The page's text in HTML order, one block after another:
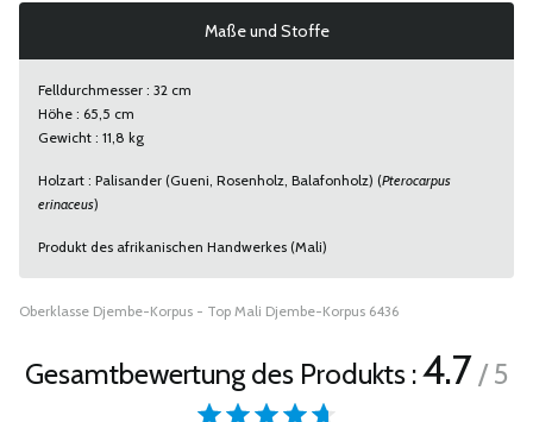
Maße und Stoffe
Felldurchmesser : 32 cm
Höhe : 65,5 cm
Gewicht : 11,8 kg
Holzart : Palisander (Gueni, Rosenholz, Balafonholz) (Pterocarpus
erinaceus)
Produkt des afrikanischen Handwerkes (Mali)
Oberklasse Djembe-Korpus - Top Mali Djembe-Korpus 6436
Gesamtbewertung des Produkts :4.7/ 5